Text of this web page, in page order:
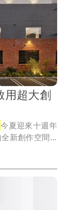
超大創
今夏迎來十週年
新創作空間
化與樂迷的